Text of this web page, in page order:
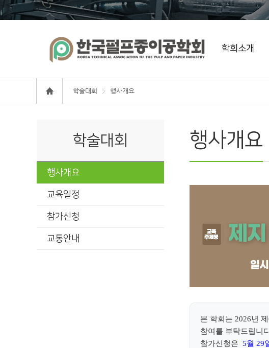
학회소개
학술대회 행사개요
학술대회
행사개요
교육일정
참가신청
교통안내
행사개요
본 학회는 2026년 제
참여를 부탁드립니
참가신청은 5월 29